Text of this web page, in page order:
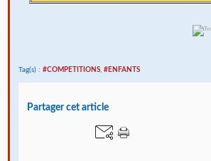
Tag(s) : #COMPETITIONS, #ENFANTS
Partager cet article